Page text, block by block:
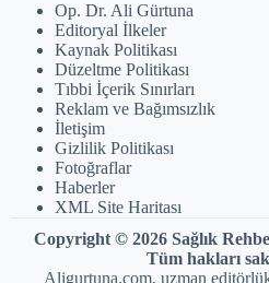
Op. Dr. Ali Gürtuna
Editoryal İlkeler
Kaynak Politikası
Düzeltme Politikası
Tıbbi İçerik Sınırları
Reklam ve Bağımsızlık
İletişim
Gizlilik Politikası
Fotoğraflar
Haberler
XML Site Haritası
Copyright © 2026 Sağlık
Tüm hakları
Aligurtuna.com, uzman